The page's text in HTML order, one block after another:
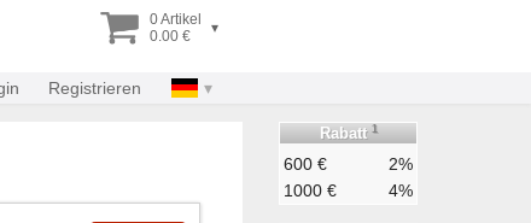
0 Artikel
0.00 €
▾
Registrieren
Rabatt 1
600 €
2%
1000 €
4%